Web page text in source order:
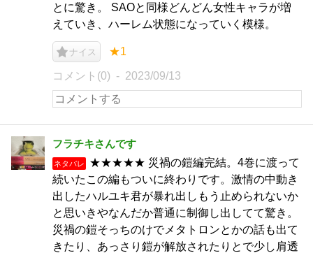
とに驚き。 SAOと同様どんどん女性キャラが増
えていき、ハーレム状態になっていく模様。
ナイス ★1
コメント(0) 2023/09/13
フラチキさんです
ネタバレ
★★★★★ 災禍の鎧編完結。4巻に渡って
続いたこの編もついに終わりです。激情の中動き
出したハルユキ君が暴れ出しもう止められないか
と思いきやなんだか普通に制御し出してて驚き。
災禍の鎧そっちのけでメタトロンとかの話も出て
きたり、あっさり鎧が解放されたりとで少し肩透